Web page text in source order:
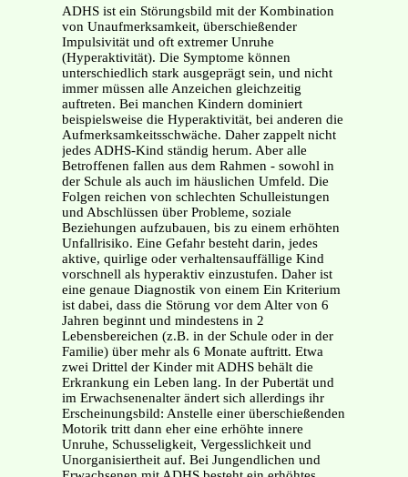
ADHS ist ein Störungsbild mit der Kombination
von Unaufmerksamkeit, überschießender
Impulsivität und oft extremer Unruhe
(Hyperaktivität). Die Symptome können
unterschiedlich stark ausgeprägt sein, und nicht
immer müssen alle Anzeichen gleichzeitig
auftreten. Bei manchen Kindern dominiert
beispielsweise die Hyperaktivität, bei anderen die
Aufmerksamkeitsschwäche. Daher zappelt nicht
jedes ADHS-Kind ständig herum. Aber alle
Betroffenen fallen aus dem Rahmen - sowohl in
der Schule als auch im häuslichen Umfeld. Die
Folgen reichen von schlechten Schulleistungen
und Abschlüssen über Probleme, soziale
Beziehungen aufzubauen, bis zu einem erhöhten
Unfallrisiko. Eine Gefahr besteht darin, jedes
aktive, quirlige oder verhaltensauffällige Kind
vorschnell als hyperaktiv einzustufen. Daher ist
eine genaue Diagnostik von einem Ein Kriterium
ist dabei, dass die Störung vor dem Alter von 6
Jahren beginnt und mindestens in 2
Lebensbereichen (z.B. in der Schule oder in der
Familie) über mehr als 6 Monate auftritt. Etwa
zwei Drittel der Kinder mit ADHS behält die
Erkrankung ein Leben lang. In der Pubertät und
im Erwachsenenalter ändert sich allerdings ihr
Erscheinungsbild: Anstelle einer überschießenden
Motorik tritt dann eher eine erhöhte innere
Unruhe, Schusseligkeit, Vergesslichkeit und
Unorganisiertheit auf. Bei Jungendlichen und